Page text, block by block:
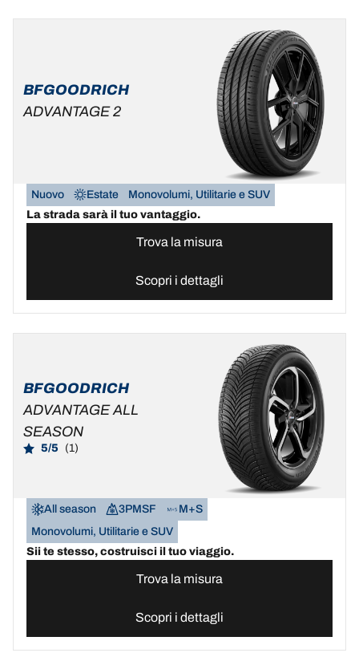
BFGOODRICH
ADVANTAGE 2
Nuovo Estate
Monovolumi, Utilitarie e SUV
La strada sarà il tuo vantaggio.
Trova la misura
Scopri i dettagli
BFGOODRICH
ADVANTAGE ALL
SEASON
5/5 (1)
All season 3PMSF
M+S
Monovolumi, Utilitarie e SUV
Sii te stesso, costruisci il tuo viaggio.
Trova la misura
Scopri i dettagli